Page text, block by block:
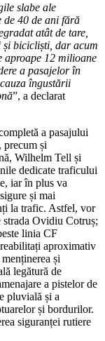
slabe ale
40 de ani fără
atât de tare,
și bicicliști, dar acum
aproape 12 milioane
a pasajelor în
îngustării
”, a declarat
a pasajului
precum și
Wilhelm Tell și
dedicate traficului
iar în plus va
și mai
la trafic. Astfel, vor
strada Ovidiu Cotruș;
linia CF
aproximativ
și
legătură de
a pistelor de
pluvială și a
și bordurilor.
siguranței rutiere